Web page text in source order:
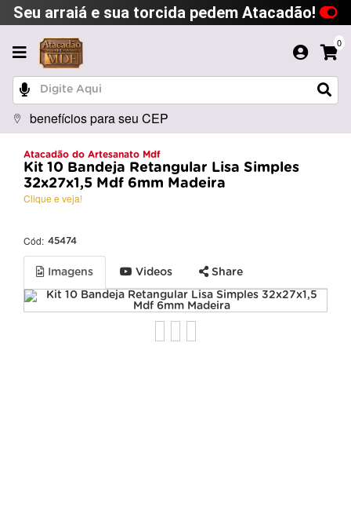
Seu arraiá e sua torcida pedem Atacadão!
0
benefícios para seu CEP
Atacadão do Artesanato Mdf
Kit 10 Bandeja Retangular Lisa Simples
32x27x1,5 Mdf 6mm Madeira
Clique e veja!
Cód: 45474
Imagens Videos Share